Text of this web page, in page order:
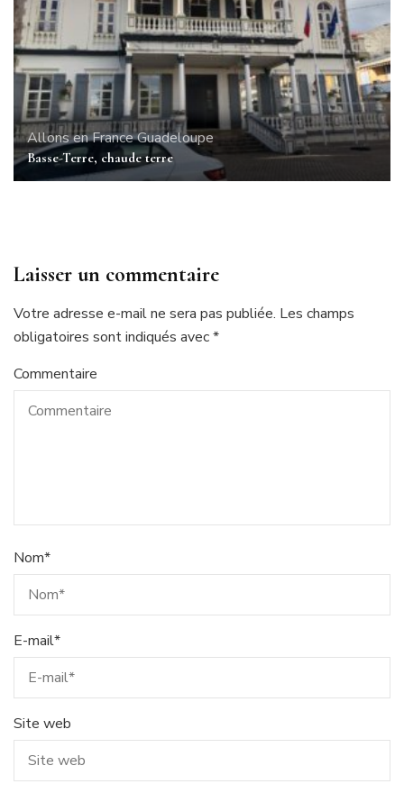
Allons en FranceGuadeloupe
Basse-Terre, chaude terre
Laisser un commentaire
Votre adresse e-mail ne sera pas publiée. Les champs
obligatoires sont indiqués avec*
Commentaire
Nom*
E-mail*
Site web